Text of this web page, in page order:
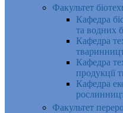
Факультет
Кафедра
та водних
Кафедра
Кафедра
продукції
Кафедра
Факультет